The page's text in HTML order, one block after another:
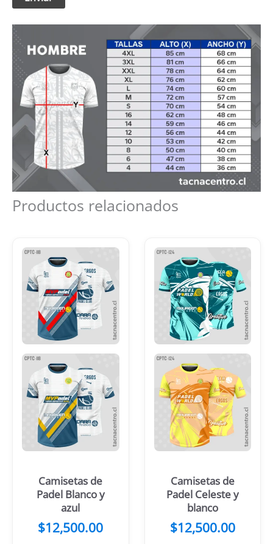
Productos relacionados
Camisetas de
Padel Blanco y
azul
$12,500.00
Camisetas de
Padel Celeste y
blanco
$12,500.00